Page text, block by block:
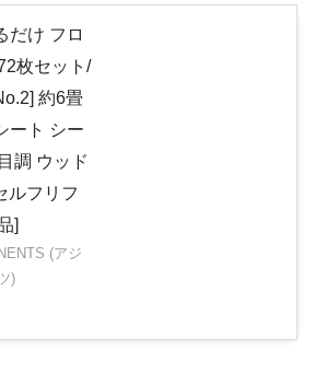
だけ フロ
枚セット/
約6畳
ート シー
調 ウッド
ルフリフ
]
(アジ
)